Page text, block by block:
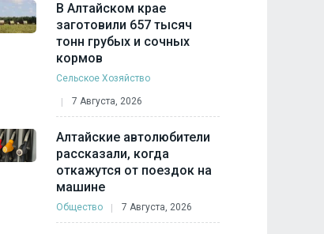
В Алтайском крае
заготовили 657 тысяч
тонн грубых и сочных
кормов
Сельское Хозяйство
7 Августа, 2026
Алтайские автолюбители
рассказали, когда
откажутся от поездок на
машине
Общество 7 Августа, 2026